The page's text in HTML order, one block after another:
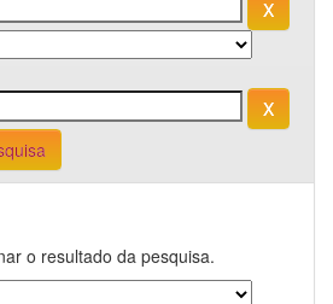
o resultado da pesquisa.